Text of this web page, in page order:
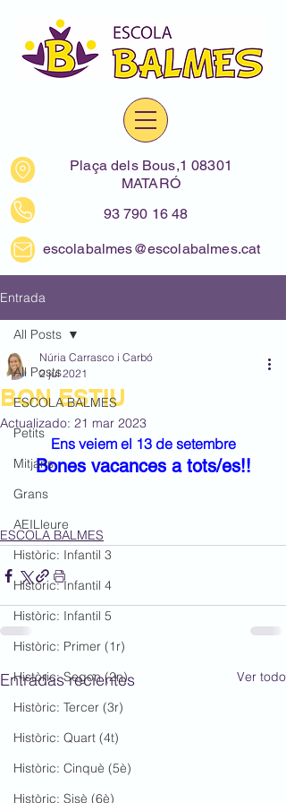
Plaça dels Bous,1 08301
MATARÓ
93 790 16 48
escolabalmes@escolabalmes.cat
Entrada
All Posts
ESCOLA BALMES
Petits
Mitjans
Grans
AEILleure
Històric: Infantil 3
Històric: Infantil 4
Històric: Infantil 5
Històric: Primer (1r)
Històric: Segon (2n)
Històric: Tercer (3r)
Històric: Quart (4t)
Històric: Cinquè (5è)
Històric: Sisè (6è)
All Posts
BON ESTIU
Núria Carrasco i Carbó
2 jul 2021
Actualizado: 21 mar 2023
Ens veiem el 13 de setembre
Bones vacances a tots/es!!
ESCOLA BALMES
Entradas recientes Ver todo